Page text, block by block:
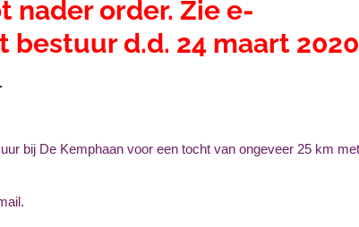
nader order. Zie e-
bestuur d.d. 24 maart
bij De Kemphaan voor een tocht van ongeveer 25 km met